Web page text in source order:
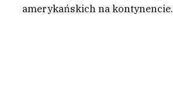
amerykańskich na kontynencie.